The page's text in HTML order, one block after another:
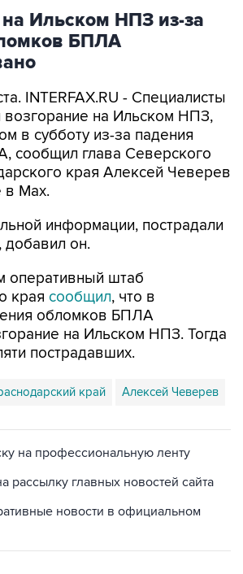
Ильском НПЗ из-за
БПЛА
INTERFAX.RU - Специалисты
возгорание на Ильском НПЗ,
в субботу из-за падения
сообщил глава Северского
края Алексей Чеверев
в Max.
информации, пострадали
добавил он.
оперативный штаб
края сообщил, что в
обломков БПЛА
на Ильском НПЗ. Тогда
пострадавших.
край Алексей Чеверев
на профессиональную ленту
рассылку главных новостей сайта
новости в официальном